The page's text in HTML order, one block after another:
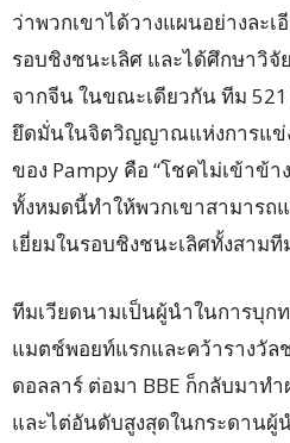
ว่าพวกเขาได้วางแผนอย่างละ
รอบชิงชนะเลิศ และได้ศึกษาวิจั
จากจีน ในขณะเดียวกัน ทีม
ยึดมั่นในจิตวิญญาณแห่งการแข่
ของ Pampy คือ “โชคไม่เข้าข้
ทั้งหมดนี้ทำให้พวกเขาสามารถ
เยี่ยมในรอบชิงชนะเลิศทั้งสามที
ทีมเวียดนามเป็นผู้นำในการบุก
แมตช์พอยท์แรกและคว้ารางวัล
ดอลลาร์ ต่อมา BBE ก็กลับมาท
และไต่อันดับสูงสุดในกระดาน